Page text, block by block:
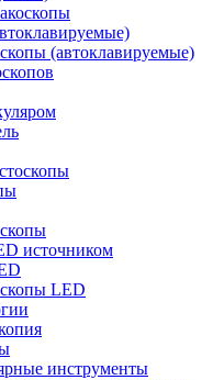
(автоклавируемые)
источником
LED
инструменты